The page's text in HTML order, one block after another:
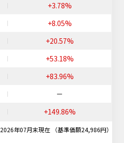
+3.78%
+8.05%
+20.57%
+53.18%
+83.96%
－
+149.86%
2026年07月末現在 （基準価額24,986円）